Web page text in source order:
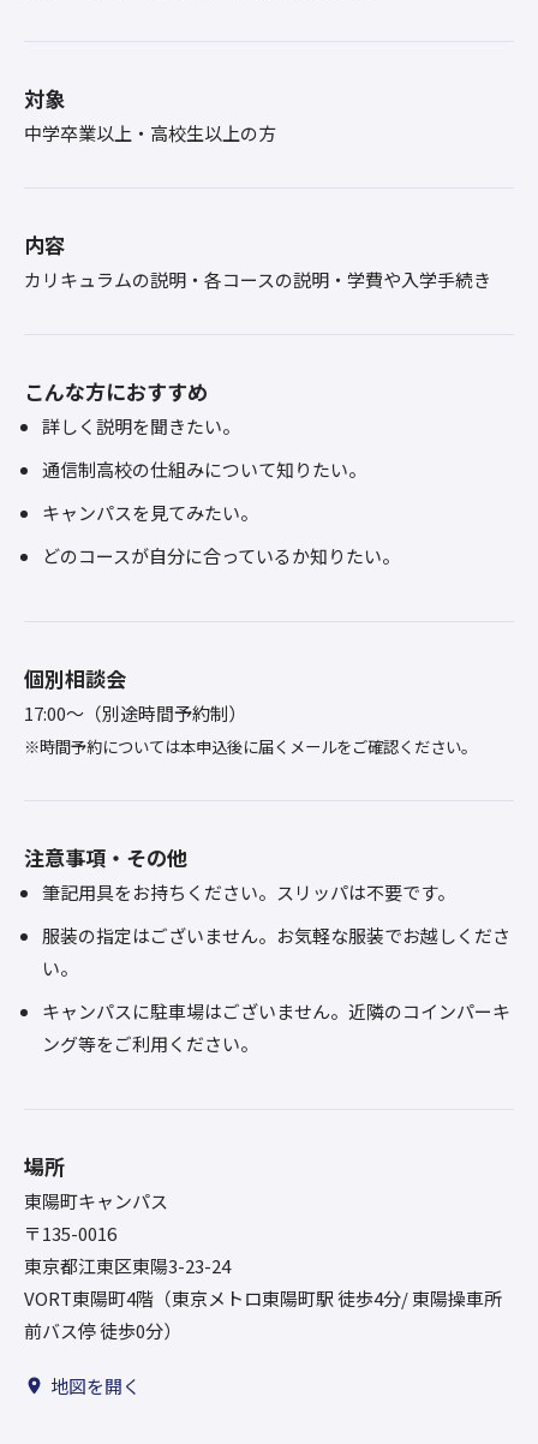
対象
中学卒業以上・高校生以上の方
内容
カリキュラムの説明・各コースの説明・学費や入学手続き
こんな方におすすめ
詳しく説明を聞きたい。
通信制高校の仕組みについて知りたい。
キャンパスを見てみたい。
どのコースが自分に合っているか知りたい。
個別相談会
17:00～（別途時間予約制）
※時間予約については本申込後に届くメールをご確認ください。
注意事項・その他
筆記用具をお持ちください。スリッパは不要です。
服装の指定はございません。お気軽な服装でお越しくださ
い。
キャンパスに駐車場はございません。近隣のコインパーキ
ング等をご利用ください。
場所
東陽町キャンパス
〒135-0016
東京都江東区東陽3-23-24
VORT東陽町4階（東京メトロ東陽町駅 徒歩4分/ 東陽操車所
前バス停 徒歩0分）
地図を開く